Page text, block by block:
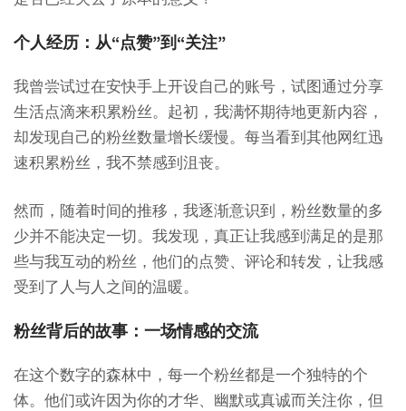
个人经历：从“点赞”到“关注”
我曾尝试过在安快手上开设自己的账号，试图通过分享
生活点滴来积累粉丝。起初，我满怀期待地更新内容，
却发现自己的粉丝数量增长缓慢。每当看到其他网红迅
速积累粉丝，我不禁感到沮丧。
然而，随着时间的推移，我逐渐意识到，粉丝数量的多
少并不能决定一切。我发现，真正让我感到满足的是那
些与我互动的粉丝，他们的点赞、评论和转发，让我感
受到了人与人之间的温暖。
粉丝背后的故事：一场情感的交流
在这个数字的森林中，每一个粉丝都是一个独特的个
体。他们或许因为你的才华、幽默或真诚而关注你，但